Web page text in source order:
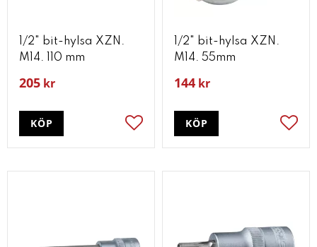
1/2" bit-hylsa XZN.
M14. 110 mm
205 kr
Lägg till i favoriter
KÖP
1/2" bit-hylsa XZN.
M14. 55mm
144 kr
KÖP